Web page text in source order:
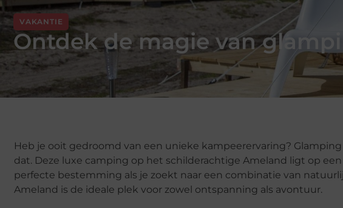
VAKANTIE
Ontdek de magie van
Heb je ooit gedroomd van een unieke kampeerervaring?
dat. Deze luxe camping op het schilderachtige Ameland ligt op
perfecte bestemming als je zoekt naar een combinatie van
Ameland is de ideale plek voor zowel ontspanning als avontuur.